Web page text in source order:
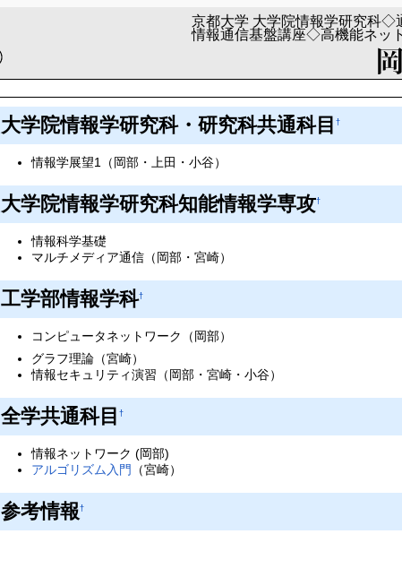
大学院情報学研究科・研究科共通科目†
情報学展望1（岡部・上田・小谷）
大学院情報学研究科知能情報学専攻†
情報科学基礎
マルチメディア通信（岡部・宮崎）
工学部情報学科†
コンピュータネットワーク（岡部）
グラフ理論（宮崎）
情報セキュリティ演習（岡部・宮崎・小谷）
全学共通科目†
情報ネットワーク (岡部)
アルゴリズム入門
（宮崎）
参考情報†